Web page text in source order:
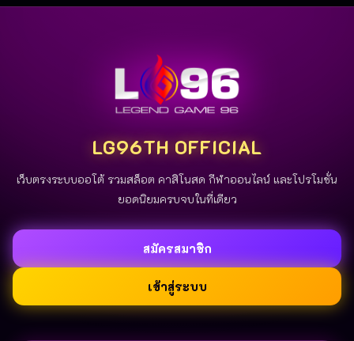
LG96TH OFFICIAL
เว็บตรงระบบออโต้ รวมสล็อต คาสิโนสด กีฬาออนไลน์ และโปรโมชั่น
ยอดนิยมครบจบในที่เดียว
สมัครสมาชิก
เข้าสู่ระบบ